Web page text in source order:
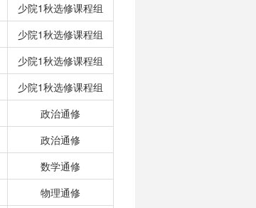
少院1秋选修课程组
少院1秋选修课程组
少院1秋选修课程组
少院1秋选修课程组
政治通修
政治通修
数学通修
物理通修